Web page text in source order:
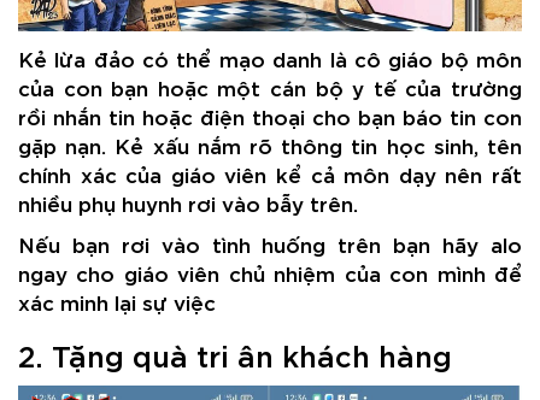
Kẻ lừa đảo có thể mạo danh là cô giáo bộ môn
của con bạn hoặc một cán bộ y tế của trường
rồi nhắn tin hoặc điện thoại cho bạn báo tin con
gặp nạn. Kẻ xấu nắm rõ thông tin học sinh, tên
chính xác của giáo viên kể cả môn dạy nên rất
nhiều phụ huynh rơi vào bẫy trên.
Nếu bạn rơi vào tình huống trên bạn hãy alo
ngay cho giáo viên chủ nhiệm của con mình để
xác minh lại sự việc
2. Tặng quà tri ân khách hàng